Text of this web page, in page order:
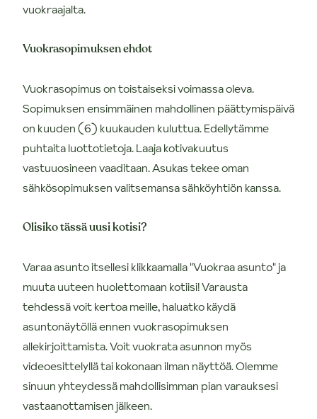
vuokraajalta.
Vuokrasopimuksen ehdot
Vuokrasopimus on toistaiseksi voimassa oleva.
Sopimuksen ensimmäinen mahdollinen päättymispäivä
on kuuden (6) kuukauden kuluttua. Edellytämme
puhtaita luottotietoja. Laaja kotivakuutus
vastuuosineen vaaditaan. Asukas tekee oman
sähkösopimuksen valitsemansa sähköyhtiön kanssa.
Olisiko tässä uusi kotisi?
Varaa asunto itsellesi klikkaamalla "Vuokraa asunto" ja
muuta uuteen huolettomaan kotiisi! Varausta
tehdessä voit kertoa meille, haluatko käydä
asuntonäytöllä ennen vuokrasopimuksen
allekirjoittamista. Voit vuokrata asunnon myös
videoesittelyllä tai kokonaan ilman näyttöä. Olemme
sinuun yhteydessä mahdollisimman pian varauksesi
vastaanottamisen jälkeen.